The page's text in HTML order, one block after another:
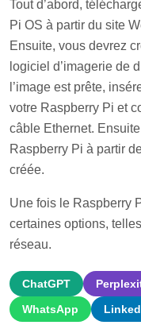
Tout d’abord,
Pi OS à partir du site
Ensuite, vous devrez
logiciel d’imagerie de
l’image est prête,
votre Raspberry Pi et
câble Ethernet.
Raspberry Pi à partir
créée.
Une fois le Raspberry
certaines options,
réseau.
ChatGPT
WhatsApp